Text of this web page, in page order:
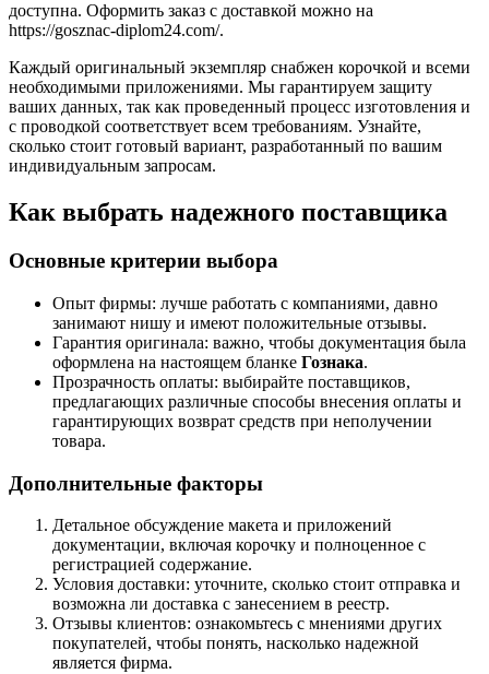
доступна. Оформить заказ с доставкой можно на
https://gosznac-diplom24.com/.
Каждый оригинальный экземпляр снабжен корочкой и всеми
необходимыми приложениями. Мы гарантируем защиту
ваших данных, так как проведенный процесс изготовления и
с проводкой соответствует всем требованиям. Узнайте,
сколько стоит готовый вариант, разработанный по вашим
индивидуальным запросам.
Как выбрать надежного поставщика
Основные критерии выбора
Опыт фирмы: лучше работать с компаниями, давно
занимают нишу и имеют положительные отзывы.
Гарантия оригинала: важно, чтобы документация была
оформлена на настоящем бланке Гознака.
Прозрачность оплаты: выбирайте поставщиков,
предлагающих различные способы внесения оплаты и
гарантирующих возврат средств при неполучении
товара.
Дополнительные факторы
Детальное обсуждение макета и приложений
документации, включая корочку и полноценное с
регистрацией содержание.
Условия доставки: уточните, сколько стоит отправка и
возможна ли доставка с занесением в реестр.
Отзывы клиентов: ознакомьтесь с мнениями других
покупателей, чтобы понять, насколько надежной
является фирма.